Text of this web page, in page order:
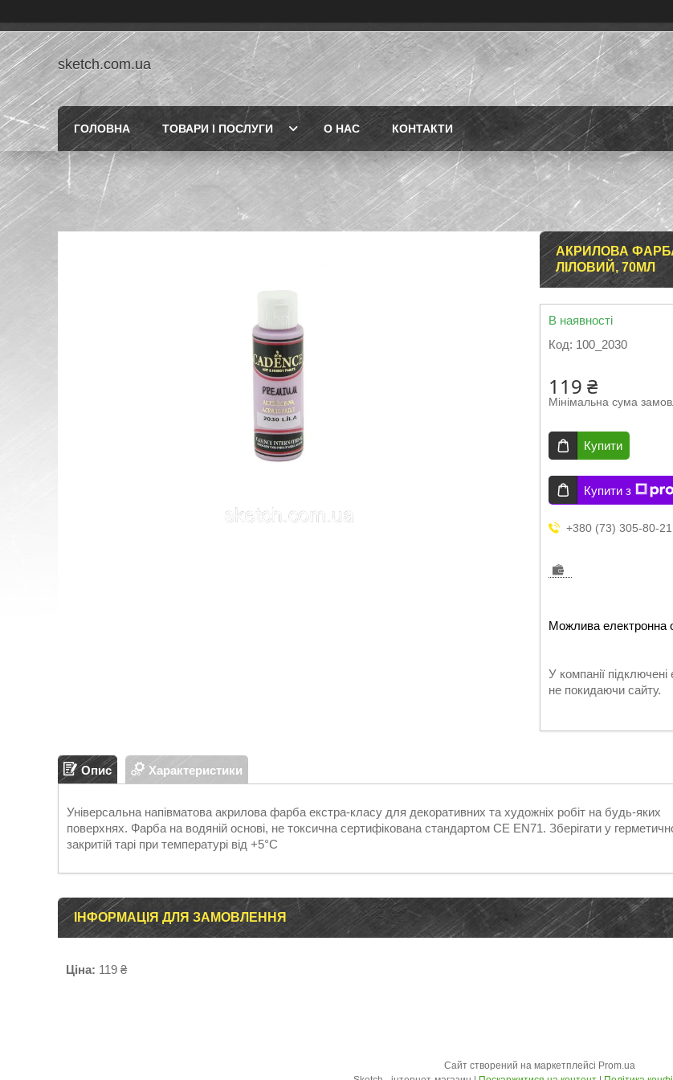
sketch.com.ua
ГОЛОВНА ТОВАРИ І ПОСЛУГИ О НАС КОНТАКТИ
АКРИЛОВА ФАРБА
ЛІЛОВИЙ, 70МЛ
В наявності
Код: 100_2030
119 ₴
Мінімальна сума
Купити
Купити з
+380 (73) 305-80-21
У компанії
не покидаючи сайту.
Опис Характеристики
Універсальна напівматова акрилова фарба екстра-класу для декоративних та художніх робіт на будь-яких
поверхнях. Фарба на водяній основі, не токсична сертифікована стандартом CE EN71. Зберігати у
закритій тарі при температурі від +5°C
ІНФОРМАЦІЯ ДЛЯ ЗАМОВЛЕННЯ
Ціна: 119 ₴
Сайт створений на маркетплейсі Prom.ua